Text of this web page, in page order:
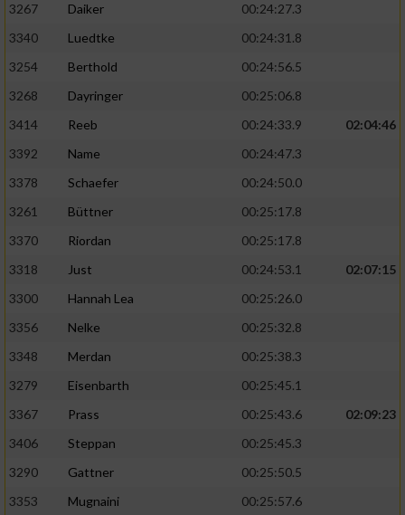
3267
Daiker
00:24:27.3
3340
Luedtke
00:24:31.8
3254
Berthold
00:24:56.5
3268
Dayringer
00:25:06.8
3414
Reeb 00:24:33.9
02:04:46
3392
Name
00:24:47.3
3378
Schaefer
00:24:50.0
3261
Büttner
00:25:17.8
3370
Riordan
00:25:17.8
3318
Just 00:24:53.1
02:07:15
3300
Hannah Lea
00:25:26.0
3356
Nelke
00:25:32.8
3348
Merdan
00:25:38.3
3279
Eisenbarth
00:25:45.1
3367
Prass 00:25:43.6
02:09:23
3406
Steppan
00:25:45.3
3290
Gattner
00:25:50.5
3353
Mugnaini
00:25:57.6